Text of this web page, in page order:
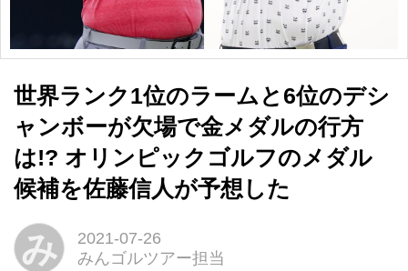
世界ランク1位のラームと6位のデシ
ャンボーが欠場で金メダルの行方
は!? オリンピックゴルフのメダル
候補を佐藤信人が予想した
み
2021-07-26
みんゴルツアー担当